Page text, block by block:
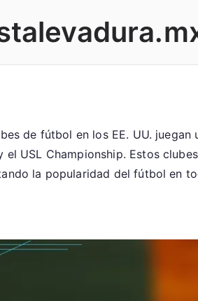
de fútbol en los EE. UU.
el USL Championship. Estos
la popularidad del fútbol en